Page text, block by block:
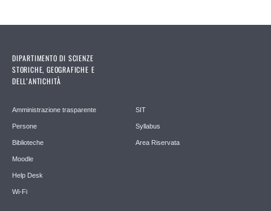
DIPARTIMENTO DI SCIENZE
STORICHE, GEOGRAFICHE E
DELL’ANTICHITÀ
Amministrazione trasparente
Persone
Biblioteche
Moodle
Help Desk
Wi-Fi
SIT
Syllabus
Area Riservata